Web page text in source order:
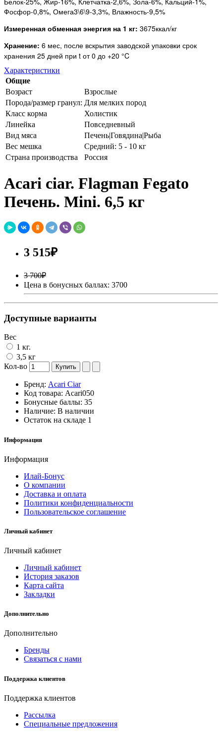
Фосфор-0,8%, Омега3\6\9-3,3%, Влажность-9,5%
Измеренная обменная энергия на 1 кг: 3675ккал/кг
Хранение: 6 мес, после вскрытия заводской упаковки срок
хранения 25 дней при t от 0 до +20 °C
Характеристики
Общие
Возраст
Взрослые
Порода/размер гранул: Для мелких пород
Класс корма
Холистик
Линейка
Повседневный
Вид мяса
Печень|Говядина|Рыба
Вес мешка
Средний: 5 - 10 кг
Страна производства
Россия
Acari ciar. Flagman Fegato
Печень. Mini. 6,5 кг
3 515₽
3 700₽
Цена в бонусных баллах: 3700
Доступные варианты
Вес
1 кг.
3,5 кг
Кол-во
Купить
Бренд: Acari Ciar
Код товара: Acari050
Бонусные баллы: 35
Наличие: В наличии
Остаток на складе 1
Информация
Информация
Илай-Бонус
О компании
Доставка и оплата
Политики конфиденциальности
Пользовательское соглашение
Личный кабинет
Личный кабинет
Личный кабинет
История заказов
Карта сайта
Закладки
Дополнительно
Дополнительно
Бренды
Связаться с нами
Поддержка клиентов
Поддержка клиентов
Рассылка
Специальные предложения